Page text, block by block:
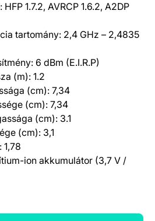
1.7.2, AVRCP 1.6.2, A2DP
tartomány: 2,4 GHz – 2,4835
6 dBm (E.I.R.P)
(m): 1.2
(cm): 7,34
(cm): 7,34
(cm): 3.1
(cm): 3,1
ion akkumulátor (3,7 V /